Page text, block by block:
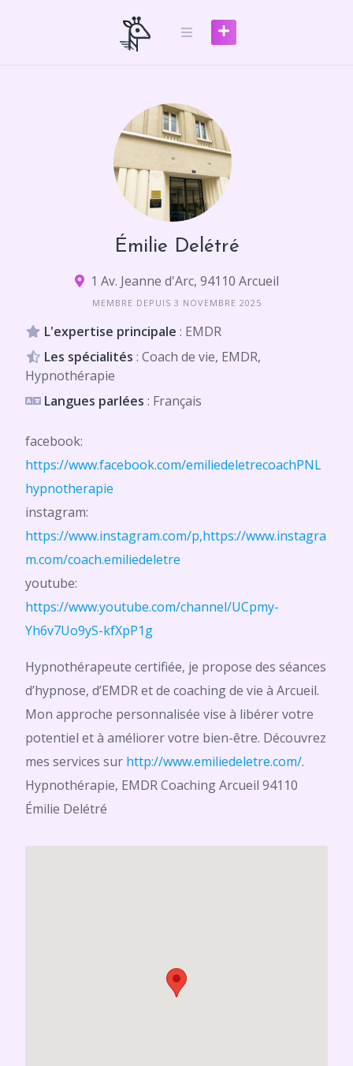
Émilie Delétré
1 Av. Jeanne d'Arc, 94110 Arcueil
MEMBRE DEPUIS 3 NOVEMBRE 2025
L'expertise principale : EMDR
Les spécialités : Coach de vie, EMDR,
Hypnothérapie
Langues parlées : Français
facebook:
https://www.facebook.com/emiliedeletrecoachPNL
hypnotherapie
instagram:
https://www.instagram.com/p,https://www.instagra
m.com/coach.emiliedeletre
youtube:
https://www.youtube.com/channel/UCpmy-
Yh6v7Uo9yS-kfXpP1g
Hypnothérapeute certifiée, je propose des séances
d’hypnose, d’EMDR et de coaching de vie à Arcueil.
Mon approche personnalisée vise à libérer votre
potentiel et à améliorer votre bien-être. Découvrez
mes services sur http://www.emiliedeletre.com/.
Hypnothérapie, EMDR Coaching Arcueil 94110
Émilie Delétré